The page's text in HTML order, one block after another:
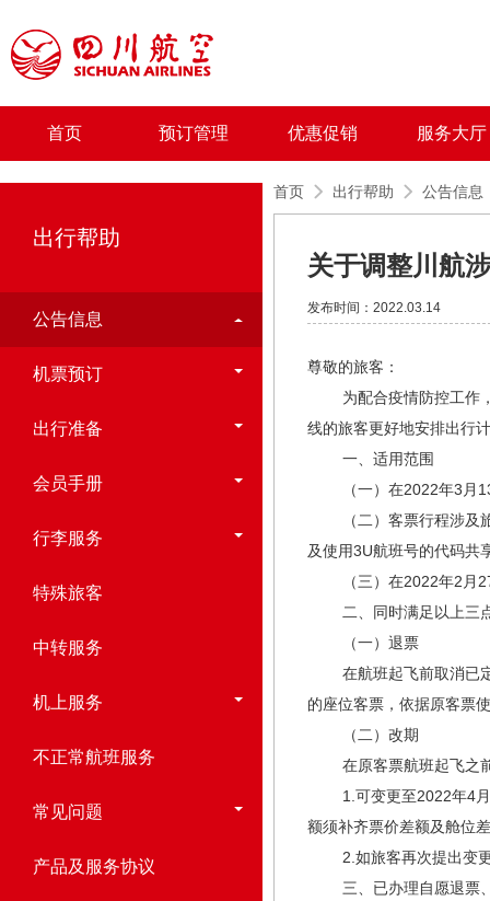
首页 预订管理 优惠促销 服务大厅
出行帮助
公告信息
机票预订
出行准备
会员手册
行李服务
特殊旅客
中转服务
机上服务
不正常航班服务
常见问题
产品及服务协议
首页 出行帮助 公告信息
关于调整川航
发布时间：2022.03.14
尊敬的旅客：
为配合疫情防控工作，
线的旅客更好地安排出行
一、适用范围
（一）在2022年3月13
（二）客票行程涉及旅
及使用3U航班号的代码共
（三）在2022年2月27
二、同时满足以上三点
（一）退票
在航班起飞前取消已定
的座位客票，依据原客票
（二）改期
在原客票航班起飞之前
1.可变更至2022年4月
额须补齐票价差额及舱位
2.如旅客再次提出变更
三、已办理自愿退票、